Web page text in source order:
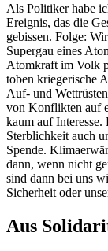
Als Politiker habe
Ereignis, das die
gebissen. Folge:
Supergau eines
Atomkraft im Volk
toben kriegerische
Auf- und
von Konflikten auf
kaum auf
Sterblichkeit auch
Spende.
dann, wenn nicht
sind dann bei uns
Sicherheit oder
Aus